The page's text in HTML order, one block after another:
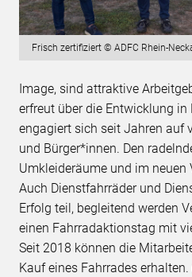
Frisch zertifiziert © ADFC Rhein-
Image, sind attraktive
erfreut über die Entwicklung in
engagiert sich seit Jahren auf
und Bürger*innen. Den
Umkleideräume und im neuen
Auch Dienstfahrräder und
Erfolg teil, begleitend werden
einen Fahrradaktionstag mit
Seit 2018 können die
Kauf eines Fahrrades